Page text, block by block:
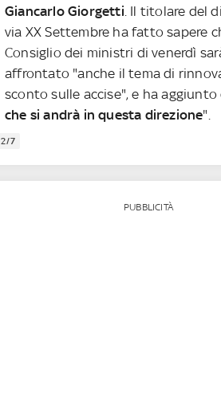
Giancarlo Giorgetti. Il titolare del
via XX Settembre ha fatto sapere
Consiglio dei ministri di venerdì
affrontato "anche il tema di
sconto sulle accise", e ha aggiunto
che si andrà in questa direzione".
2/7
PUBBLICITÀ